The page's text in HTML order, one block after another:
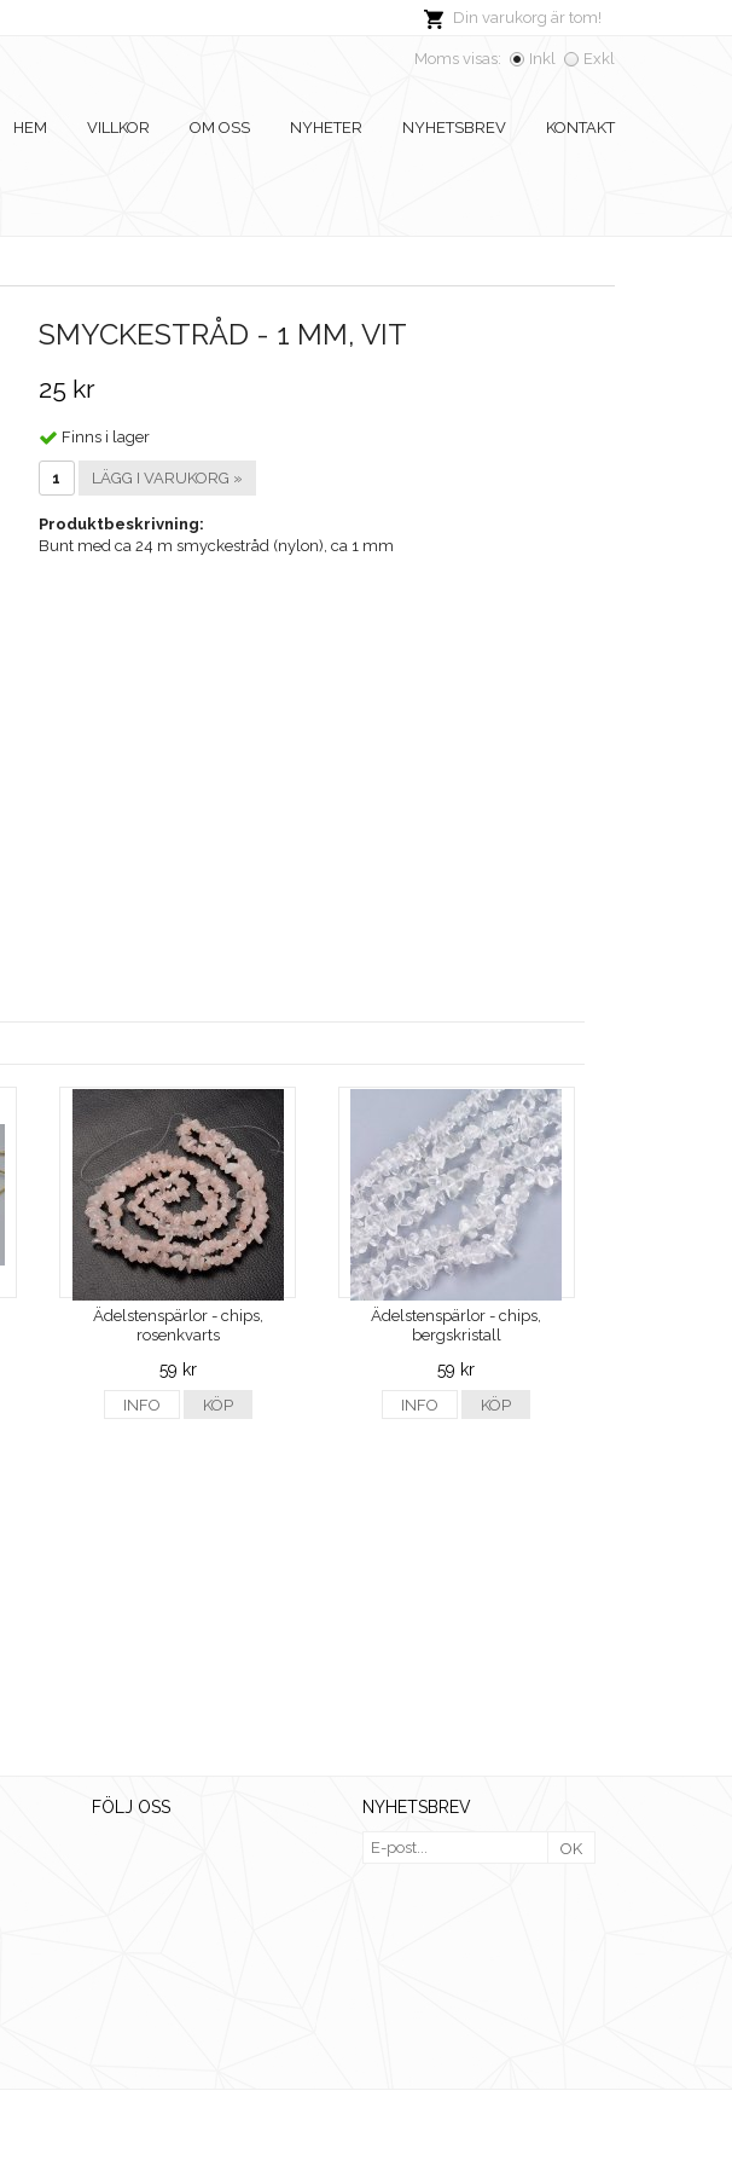
Din varukorg är tom!
Moms visas: Inkl Exkl
HEM VILLKOR OM OSS NYHETER NYHETSBREV KONTAKT
SMYCKESTRÅD - 1 MM, VIT
25 kr
Finns i lager
LÄGG I VARUKORG »
Produktbeskrivning:
Bunt med ca 24 m smyckestråd (nylon), ca 1 mm
Ädelstenspärlor - chips,
rosenkvarts
59 kr
INFO KÖP
Ädelstenspärlor - chips,
bergskristall
59 kr
INFO KÖP
FÖLJ OSS NYHETSBREV
OK